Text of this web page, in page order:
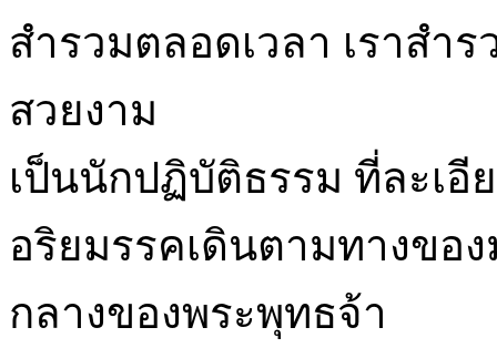
สำรวมตลอดเวลา เราสำ
สวยงาม
เป็นนักปฏิบัติธรรม ที่ละเอี
อริยมรรคเดินตามทางขอ
กลางของพระพุทธจ้า